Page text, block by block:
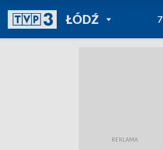
ŁÓDŹPOWRÓT DO
TVP REGIONY